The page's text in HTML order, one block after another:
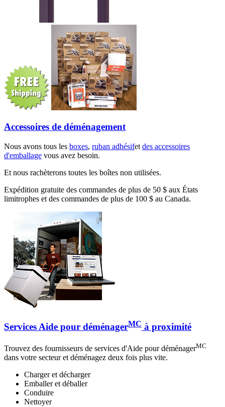
Accessoires de déménagement
Nous avons tous les boxes, ruban adhésifet des accessoires
d'emballage vous avez besoin.
Et nous rachèterons toutes les boîtes non utilisées.
Expédition gratuite des commandes de plus de 50 $ aux États
limitrophes et des commandes de plus de 100 $ au Canada.
Services Aide pour déménagerMC à proximité
Trouvez des fournisseurs de services d'Aide pour déménagerMC
dans votre secteur et déménagez deux fois plus vite.
Charger et décharger
Emballer et déballer
Conduire
Nettoyer